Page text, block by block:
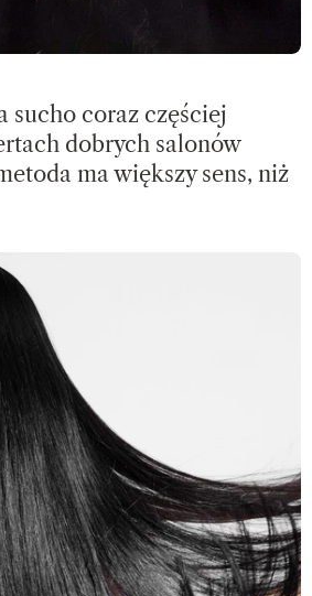
sucho coraz częściej
dobrych salonów
ma większy sens, niż